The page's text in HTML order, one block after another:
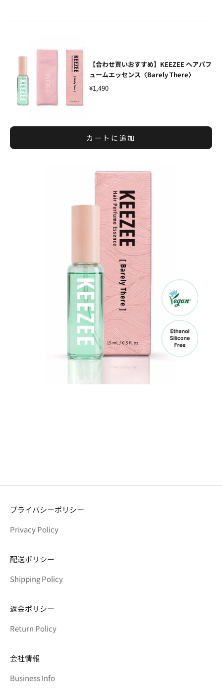
【合わせ買いおすすめ】KEEZEE ヘアパフ
ュームエッセンス〈Barely There〉
¥1,490
カートに追加
プライバシーポリシー
Privacy Policy
配送ポリシー
Shipping Policy
返金ポリシー
Return Policy
会社情報
Business Info